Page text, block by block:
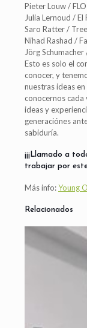
Pieter Louw /
Julia Lernoud /
Saro Ratter /
Nihad Rashad /
Jörg
Esto es solo el
conocer, y
nuestras ideas
conocernos cada
ideas y
generaciónes
sabiduría.
¡¡¡Llamado a
trabajar por
Más info:Young
Relacionados